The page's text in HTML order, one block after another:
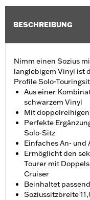
BESCHREIBUNG
Nimm einen Sozius
langlebigem Vinyl ist
Profile Solo-
Aus einer
schwarzem Vinyl
Mit
Perfekte
Solo-Sitz
Einfaches An- und
Ermöglicht den
Tourer mit
Cruiser
Beinhaltet
Soziussitzbreite